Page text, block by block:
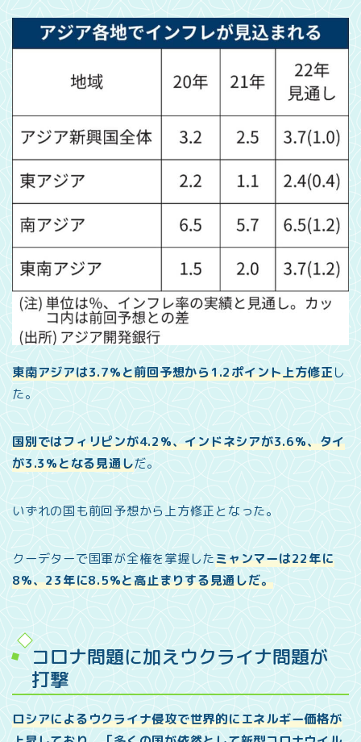
東南アジアは3.7%と前回予想から1.2ポイント上方修正し
た。
国別ではフィリピンが4.2%、インドネシアが3.6%、タイ
が3.3%となる見通しだ。
いずれの国も前回予想から上方修正となった。
クーデターで国軍が全権を掌握したミャンマーは22年に
8%、23年に8.5%と高止まりする見通しだ。
コロナ問題に加えウクライナ問題が
打撃
ロシアによるウクライナ侵攻で世界的にエネルギー価格が